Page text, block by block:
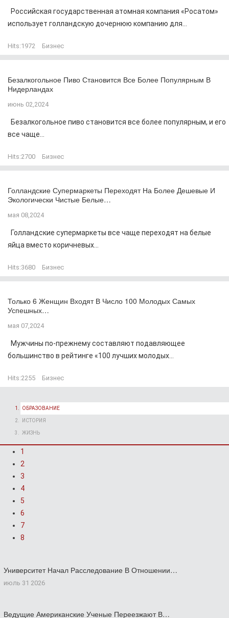
Российская государственная атомная компания «Росатом»
использует голландскую дочернюю компанию для...
Hits:1972 Бизнес
Безалкогольное Пиво Становится Все Более Популярным В
Нидерландах
июнь 02,2024
Безалкогольное пиво становится все более популярным, и его
все чаще...
Hits:2700 Бизнес
Голландские Супермаркеты Переходят На Более Дешевые И
Экологически Чистые Белые…
мая 08,2024
Голландские супермаркеты все чаще переходят на белые
яйца вместо коричневых...
Hits:3680 Бизнес
Только 6 Женщин Входят В Число 100 Молодых Самых
Успешных…
мая 07,2024
Мужчины по-прежнему составляют подавляющее
большинство в рейтинге «100 лучших молодых...
Hits:2255 Бизнес
ОБРАЗОВАНИЕ
ИСТОРИЯ
ЖИЗНЬ
1
2
3
4
5
6
7
8
Университет Начал Расследование В Отношении…
июль 31 2026
Ведущие Американские Ученые Переезжают В…